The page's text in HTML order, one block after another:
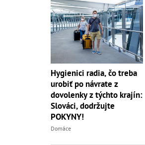
Hygienici radia, čo treba
urobiť po návrate z
dovolenky z týchto krajín:
Slováci, dodržujte
POKYNY!
Domáce